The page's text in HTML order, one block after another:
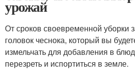
урожай
От сроков своевременной уборки
головок чеснока, который вы
измельчать для добавления в
перезреть и испортиться в земле.